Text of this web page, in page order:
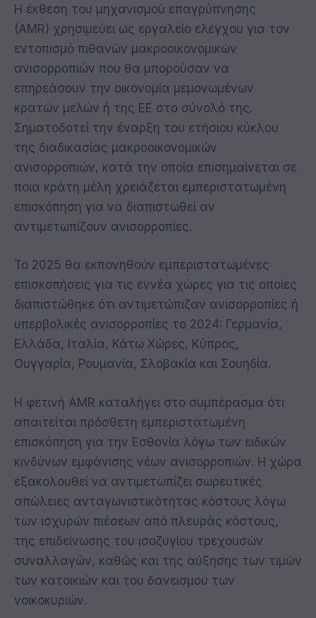
Η έκθεση του μηχανισμού επαγρύπνησης
(AMR) χρησιμεύει ως εργαλείο ελέγχου για τον
εντοπισμό πιθανών μακροοικονομικών
ανισορροπιών που θα μπορούσαν να
επηρεάσουν την οικονομία μεμονωμένων
κρατών μελών ή της ΕΕ στο σύνολό της.
Σηματοδοτεί την έναρξη του ετήσιου κύκλου
της διαδικασίας μακροοικονομικών
ανισορροπιών, κατά την οποία επισημαίνεται σε
ποια κράτη μέλη χρειάζεται εμπεριστατωμένη
επισκόπηση για να διαπιστωθεί αν
αντιμετωπίζουν ανισορροπίες.
Το 2025 θα εκπονηθούν εμπεριστατωμένες
επισκοπήσεις για τις εννέα χώρες για τις οποίες
διαπιστώθηκε ότι αντιμετώπιζαν ανισορροπίες ή
υπερβολικές ανισορροπίες το 2024: Γερμανία,
Ελλάδα, Ιταλία, Κάτω Χώρες, Κύπρος,
Ουγγαρία, Ρουμανία, Σλοβακία και Σουηδία.
Η φετινή AMR καταλήγει στο συμπέρασμα ότι
απαιτείται πρόσθετη εμπεριστατωμένη
επισκόπηση για την Εσθονία λόγω των ειδικών
κινδύνων εμφάνισης νέων ανισορροπιών. Η χώρα
εξακολουθεί να αντιμετωπίζει σωρευτικές
απώλειες ανταγωνιστικότητας κόστους λόγω
των ισχυρών πιέσεων από πλευράς κόστους,
της επιδείνωσης του ισοζυγίου τρεχουσών
συναλλαγών, καθώς και της αύξησης των τιμών
των κατοικιών και του δανεισμού των
νοικοκυριών.